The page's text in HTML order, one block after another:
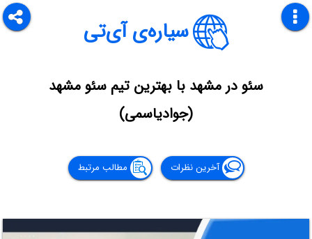
سیاره‌ی آی‌تی
سئو در مشهد با بهترین تیم سئو مشهد
(جوادیاسمی)
آخرین نظرات مطالب مرتبط